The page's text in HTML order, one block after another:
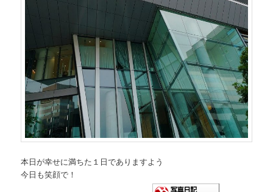
本日が幸せに満ちた１日でありますよう
今日も笑顔で！